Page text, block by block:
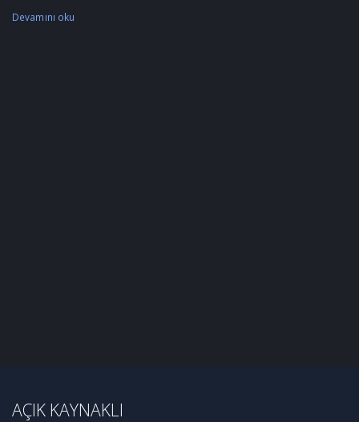
Devamını oku
AÇIK KAYNAKLI